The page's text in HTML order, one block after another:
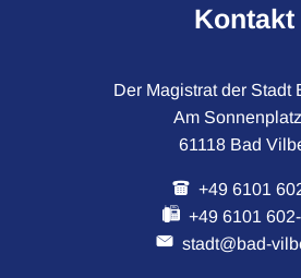
Kontakt
Der Magistrat der Stadt
Am
61118 Bad
+49 6101
+49 6101
stadt@bad-